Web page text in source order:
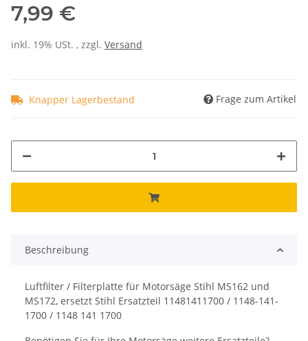
7,99 €
inkl. 19% USt. , zzgl. Versand
Knapper Lagerbestand Frage zum Artikel
Beschreibung
Luftfilter / Filterplatte für Motorsäge Stihl MS162 und
MS172, ersetzt Stihl Ersatzteil 11481411700 / 1148-141-
1700 / 1148 141 1700